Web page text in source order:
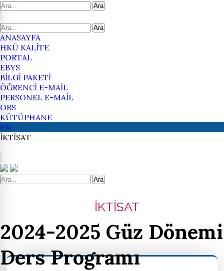
Ara
Ara
ANASAYFA
HKÜ KALİTE
PORTAL
EBYS
BİLGİ PAKETİ
ÖĞRENCİ E-MAİL
PERSONEL E-MAİL
OBS
KÜTÜPHANE
EN
İKTİSAT
Ara
İKTİSAT
2024-2025 Güz Dönemi
Ders Programı